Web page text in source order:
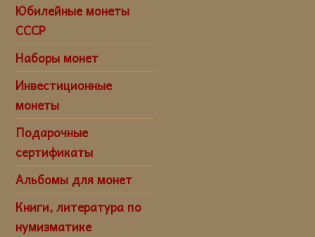
Юбилейные монеты
СССР
Наборы монет
Инвестиционные
монеты
Подарочные
сертификаты
Альбомы для монет
Книги, литература по
нумизматике